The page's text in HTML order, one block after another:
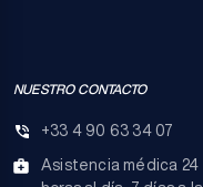
NUESTRO CONTACTO
+33 4 90 63 34 07
Asistencia médica 24